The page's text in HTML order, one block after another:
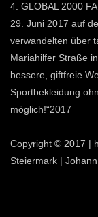
4. GLOBAL 2000
29. Juni 2017 auf
verwandelten über
Mariahilfer Straße
bessere, giftfreie
Sportbekleidung
möglich!“2017
Copyright © 2017 |
Steiermark |